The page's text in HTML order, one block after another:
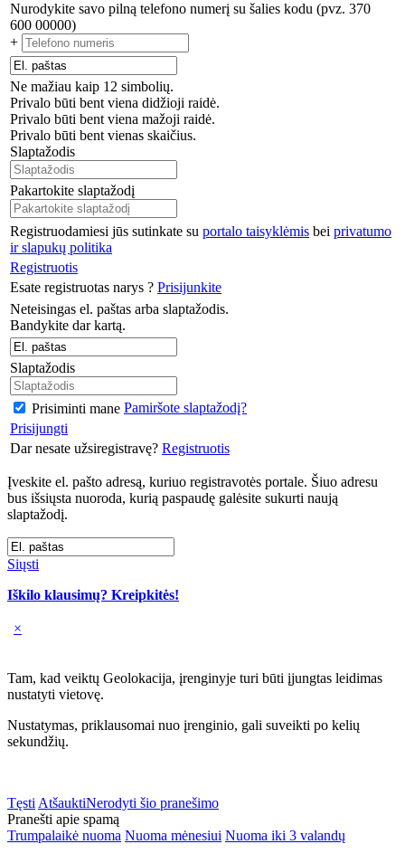
Nurodykite savo pilną telefono numerį su šalies kodu (pvz. 370
600 00000)
+
Ne mažiau kaip 12 simbolių.
Privalo būti bent viena didžioji raidė.
Privalo būti bent viena mažoji raidė.
Privalo būti bent vienas skaičius.
Slaptažodis
Pakartokite slaptažodį
Registruodamiesi jūs sutinkate su portalo taisyklėmis bei privatumo
ir slapukų politika
Registruotis
Esate registruotas narys ? Prisijunkite
Neteisingas el. paštas arba slaptažodis.
Bandykite dar kartą.
Slaptažodis
Prisiminti mane Pamiršote slaptažodį?
Prisijungti
Dar nesate užsiregistravę? Registruotis
Įveskite el. pašto adresą, kuriuo registravotės portale. Šiuo adresu
bus išsiųsta nuoroda, kurią paspaudę galėsite sukurti naują
slaptažodį.
Siųsti
Iškilo klausimų? Kreipkitės!
×
Tam, kad veiktų Geolokacija, įrenginyje turi būti įjungtas leidimas
nustatyti vietovę.
Nustatymas, priklausomai nuo įrenginio, gali suveikti po kelių
sekundžių.
Tęsti AtšauktiNerodyti šio pranešimo
Pranešti apie spamą
Trumpalaikė nuoma Nuoma mėnesiui Nuoma iki 3 valandų